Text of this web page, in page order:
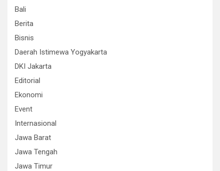
Bali
Berita
Bisnis
Daerah Istimewa Yogyakarta
DKI Jakarta
Editorial
Ekonomi
Event
Internasional
Jawa Barat
Jawa Tengah
Jawa Timur